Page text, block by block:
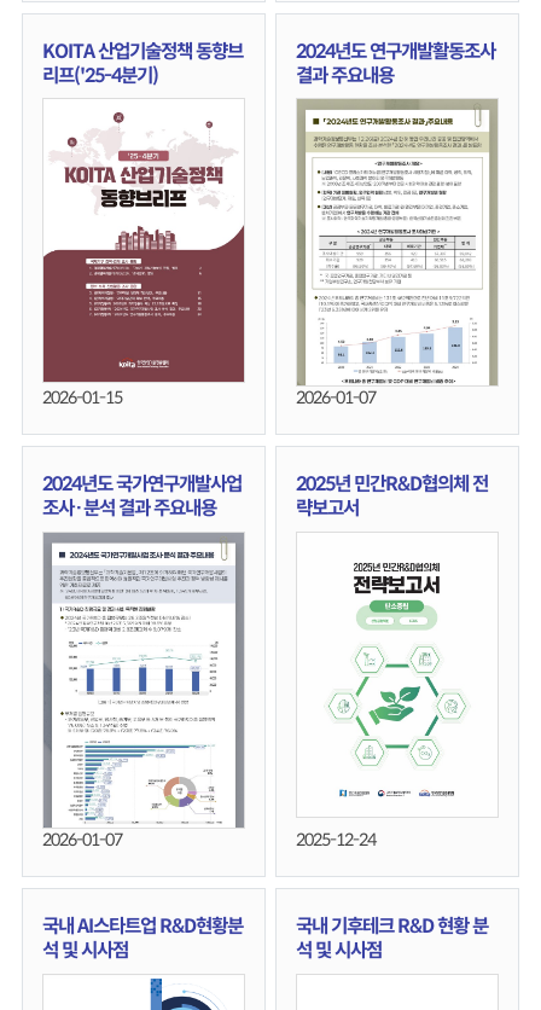
KOITA 산업기술정책 동향브
리프('25-4분기)
2026-01-15
2024년도 연구개발활동조사
결과 주요내용
2026-01-07
2024년도 국가연구개발사업
조사·분석 결과 주요내용
2026-01-07
2025년 민간R&D협의체 전
략보고서
2025-12-24
국내 AI스타트업 R&D현황분
석 및 시사점
국내 기후테크 R&D 현황 분
석 및 시사점